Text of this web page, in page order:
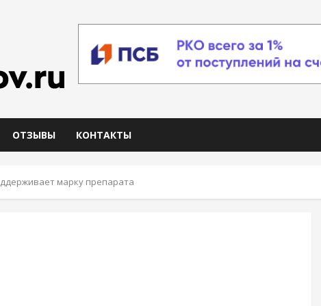
ОТЗЫВЫ КОНТАКТЫ
марку препарата